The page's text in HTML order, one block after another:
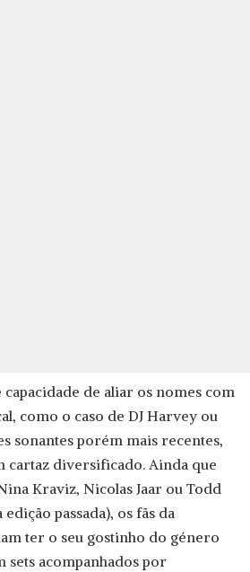
de aliar os nomes com
como o caso de DJ Harvey ou
sonantes porém mais recentes,
cartaz diversificado. Ainda que
Kraviz, Nicolas Jaar ou Todd
passada), os fãs da
ter o seu gostinho do género
sets acompanhados por